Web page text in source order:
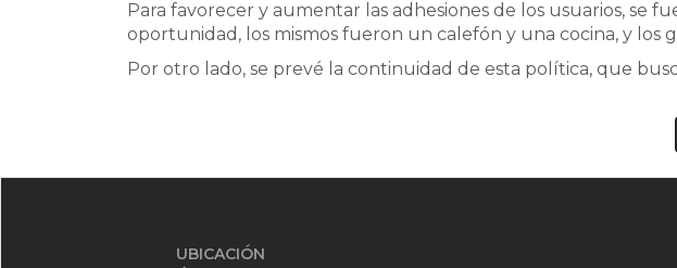
Para favorecer y aumentar las adhesiones de los usuarios, se
oportunidad, los mismos fueron un calefón y una cocina, y los
Por otro lado, se prevé la continuidad de esta política, que
UBICACIÓN